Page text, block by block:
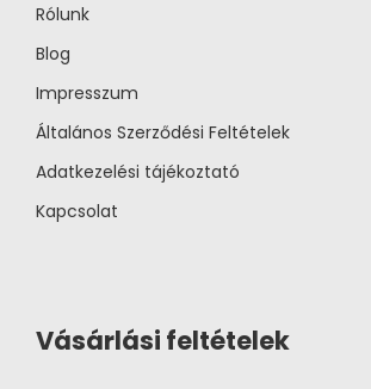
Rólunk
Blog
Impresszum
Általános Szerződési Feltételek
Adatkezelési tájékoztató
Kapcsolat
Vásárlási feltételek